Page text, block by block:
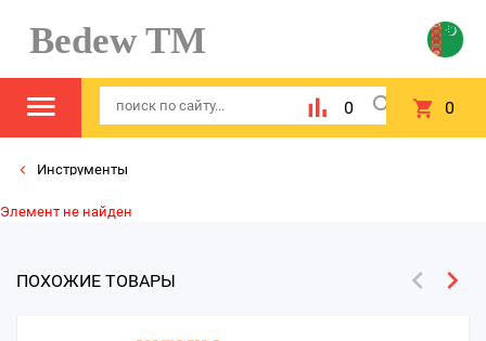
Bedew TM
0 0
Инструменты
Элемент не найден
ПОХОЖИЕ ТОВАРЫ